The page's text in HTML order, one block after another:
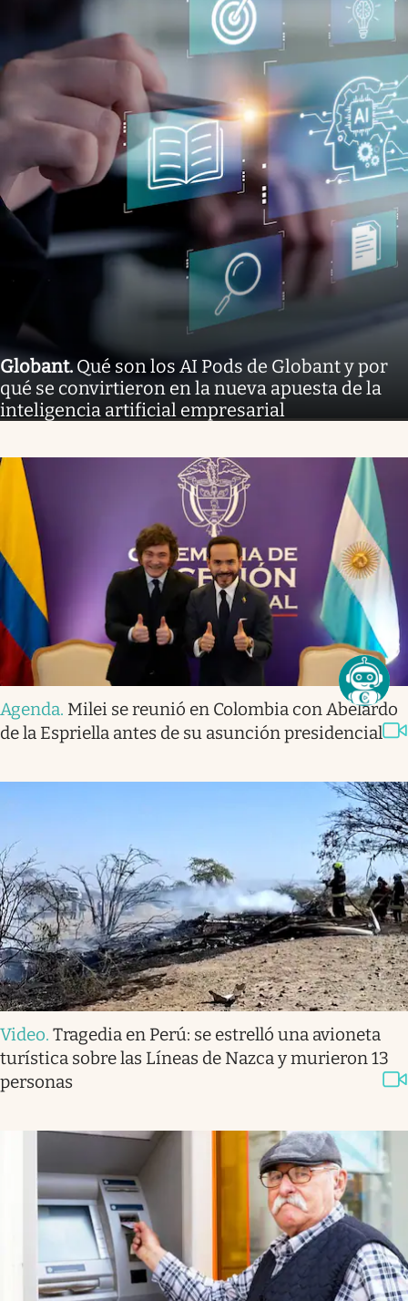
Globant.Qué son los AI Pods de Globant y por
qué se convirtieron en la nueva apuesta de la
inteligencia artificial empresarial
Agenda. Milei se reunió en Colombia con Abelardo
de la Espriella antes de su asunción presidencial
Video. Tragedia en Perú: se estrelló una avioneta
turística sobre las Líneas de Nazca y murieron 13
personas